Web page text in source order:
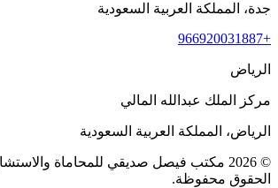
جدة، المملكة العربية السعودية
+966920031887
الرياض
مركز الملك عبدالله المالي
الرياض، المملكة العربية السعودية
©
2026 مكتب فيصل صديقي للمحاماة
الحقوق محفوظة.